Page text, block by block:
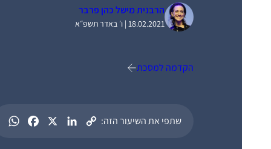
הרבנית מישל כהן פרבר
18.02.2021 | ו׳ באדר תשפ״א
הקדמה למסכת
שתפי את השיעור הזה: